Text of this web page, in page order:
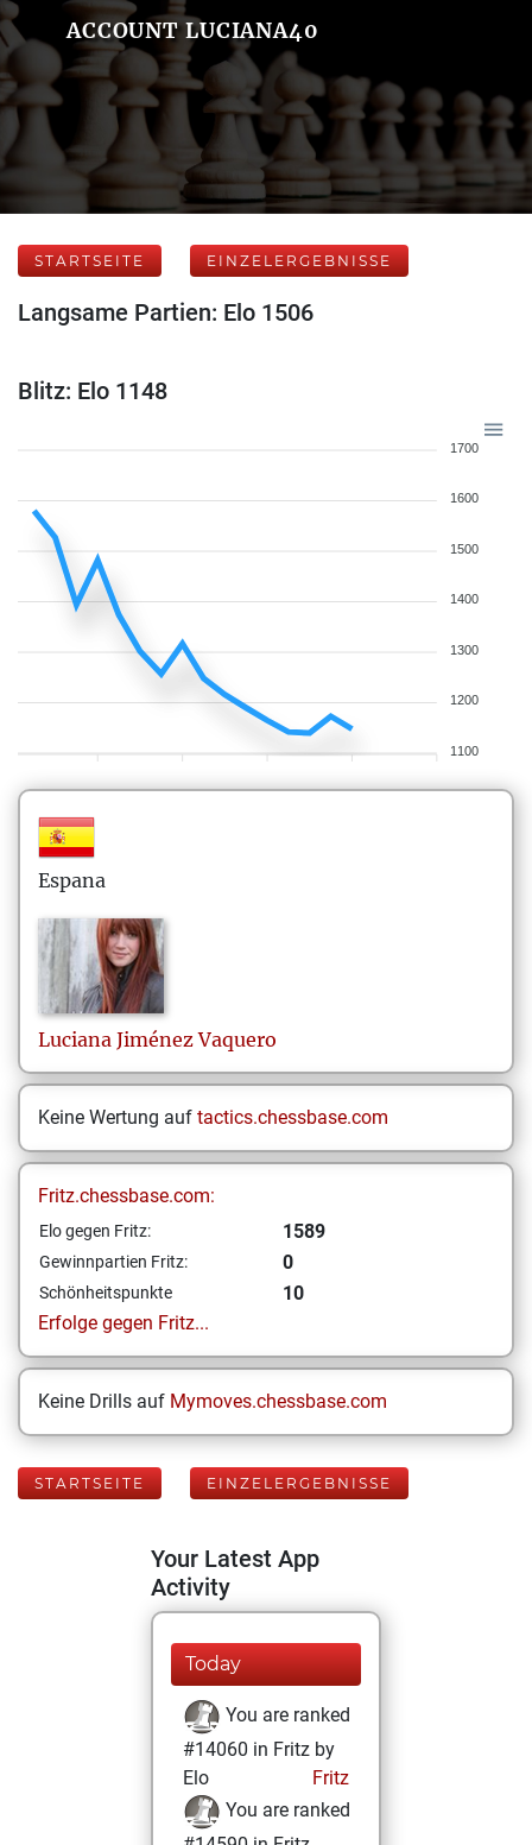
ACCOUNT LUCIANA40
STARTSEITE EINZELERGEBNISSE
Langsame Partien: Elo 1506
Blitz: Elo 1148
1700
1600
1500
1400
1300
1200
1100
Espana
Luciana Jiménez Vaquero
Keine Wertung auf tactics.chessbase.com
Fritz.chessbase.com:
Elo gegen Fritz: 1589
Gewinnpartien Fritz: 0
Schönheitspunkte
10
Erfolge gegen Fritz...
Keine Drills auf Mymoves.chessbase.com
STARTSEITE EINZELERGEBNISSE
Your Latest App
Activity
Today
You are ranked
#14060 in Fritz by
Elo
Fritz
You are ranked